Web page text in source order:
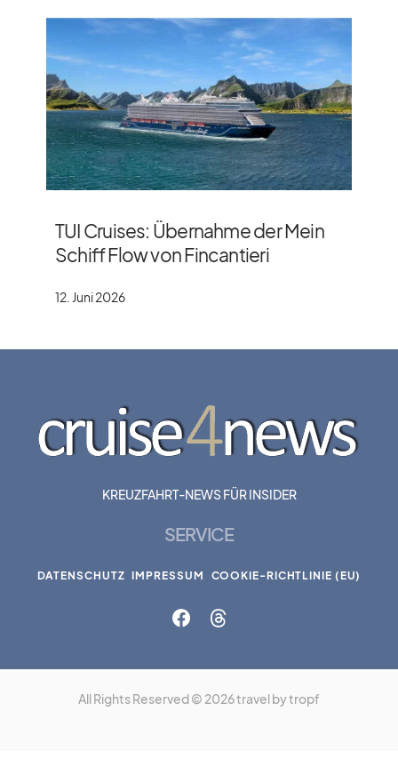
TUI Cruises: Übernahme der Mein
Schiff Flow von Fincantieri
12. Juni 2026
KREUZFAHRT-NEWS FÜR INSIDER
SERVICE
DATENSCHUTZ IMPRESSUM COOKIE-RICHTLINIE (EU)
All Rights Reserved © 2026 travel by tropf